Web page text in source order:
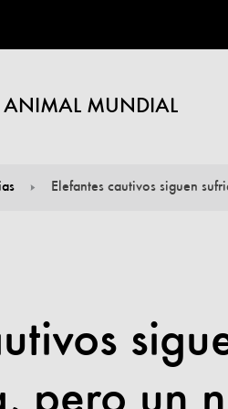
ANIMAL MUNDIAL
Elefantes cautivos siguen